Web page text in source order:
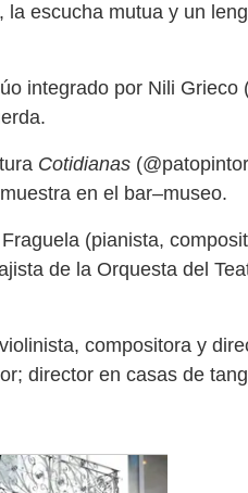
escucha mutua y un
integrado por Nili
Cotidianas
en el bar–museo.
(pianista,
de la Orquesta del
compositora y
director en casas de